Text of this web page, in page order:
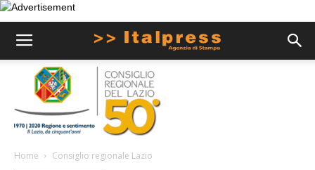
Home Consiglio regionale Lazio